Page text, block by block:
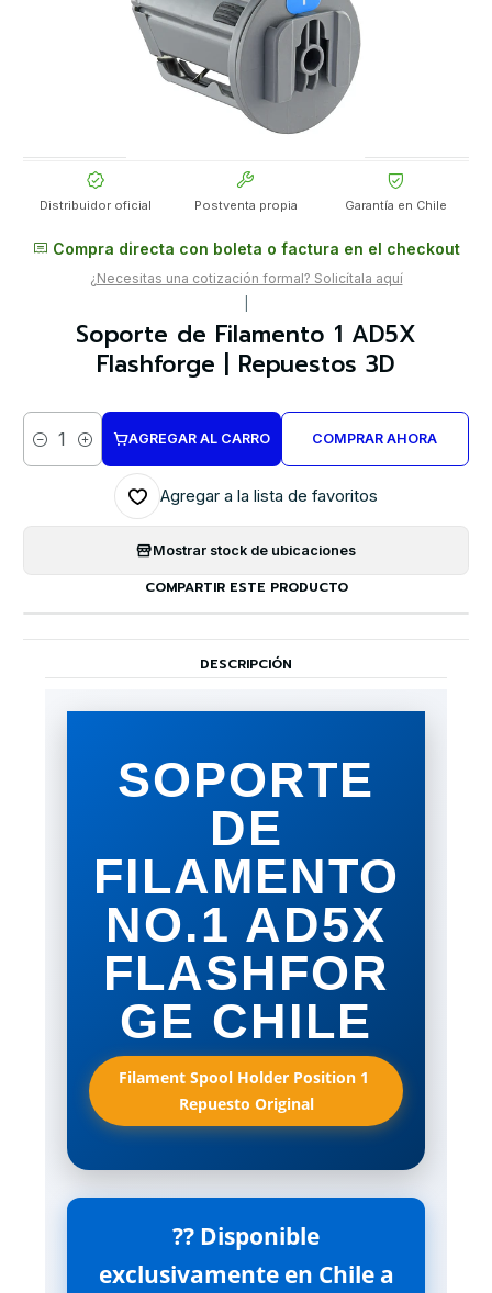
Distribuidor oficial Postventa propia Garantía en Chile
Compra directa con boleta o factura en el checkout
¿Necesitas una cotización formal? Solicítala aquí
Soporte de Filamento 1 AD5X
Flashforge | Repuestos 3D
Cantidad
AGREGAR AL CARRO COMPRAR AHORA
Agregar a la lista de favoritos
Mostrar stock de ubicaciones
COMPARTIR ESTE PRODUCTO
DESCRIPCIÓN
SOPORTE
DE
FILAMENTO
NO.1 AD5X
FLASHFOR
GE CHILE
Filament Spool Holder Position 1 
Repuesto Original
?? Disponible
exclusivamente en Chile a